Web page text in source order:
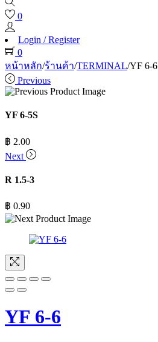
0
Login / Register
0
หน้าหลัก/ร้านค้า/TERMINAL/YF 6-6
Previous
YF 6-5S
฿ 2.00
Next
R 1.5-3
฿ 0.90
YF 6-6